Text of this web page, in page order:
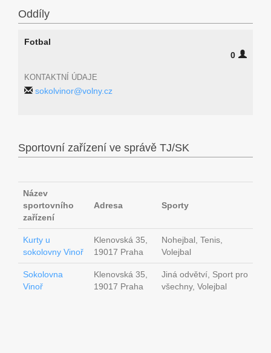
Oddíly
Fotbal
0
KONTAKTNÍ ÚDAJE
sokolvinor@volny.cz
Sportovní zařízení ve správě TJ/SK
Název
sportovního
zařízení
Adresa Sporty
Kurty u
sokolovny Vinoř
Klenovská 35,
19017 Praha
Nohejbal, Tenis,
Volejbal
Sokolovna
Vinoř
Klenovská 35,
19017 Praha
Jiná odvětví, Sport pro
všechny, Volejbal